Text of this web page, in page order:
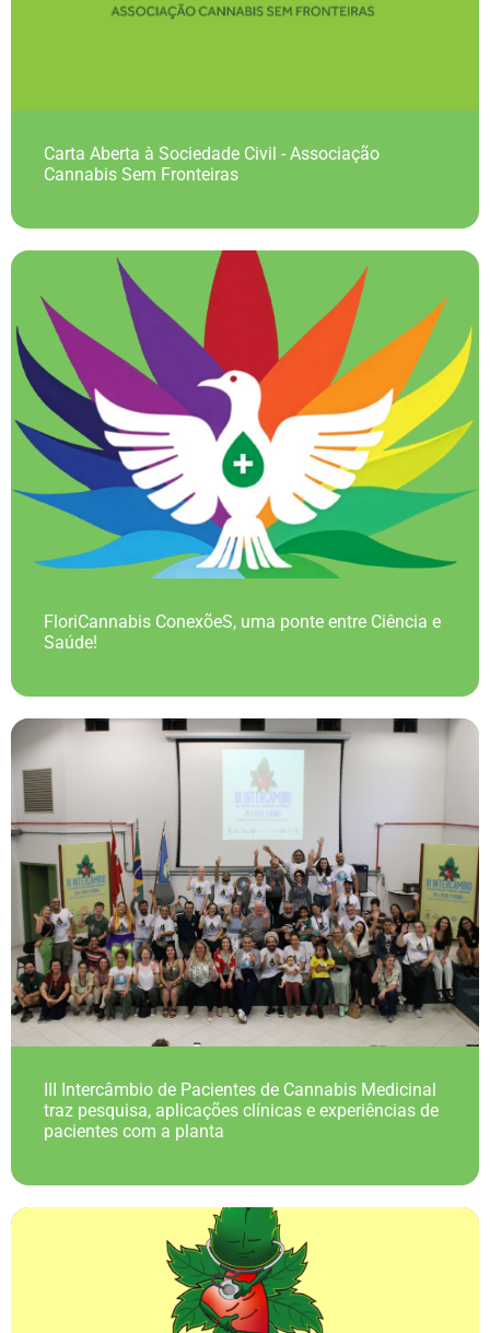
Carta Aberta à Sociedade Civil - Associação
Cannabis Sem Fronteiras
FloriCannabis ConexõeS, uma ponte entre Ciência e
Saúde!
III Intercâmbio de Pacientes de Cannabis Medicinal
traz pesquisa, aplicações clínicas e experiências de
pacientes com a planta